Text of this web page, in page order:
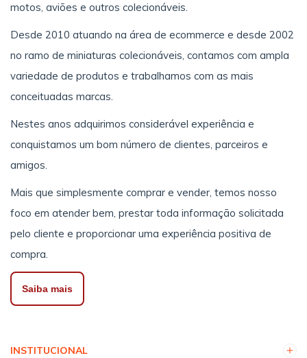
motos, aviões e outros colecionáveis.
Desde 2010 atuando na área de ecommerce e desde 2002
no ramo de miniaturas colecionáveis, contamos com ampla
variedade de produtos e trabalhamos com as mais
conceituadas marcas.
Nestes anos adquirimos considerável experiência e
conquistamos um bom número de clientes, parceiros e
amigos.
Mais que simplesmente comprar e vender, temos nosso
foco em atender bem, prestar toda informação solicitada
pelo cliente e proporcionar uma experiência positiva de
compra.
Saiba mais
INSTITUCIONAL